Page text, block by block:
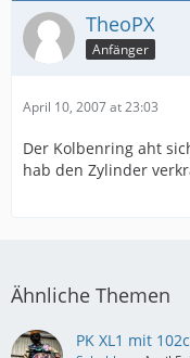
TheoPX
Anfänger
April 10, 2007 at 23:03
Der Kolbenring aht
hab den Zylinder
Ähnliche Themen
PK XL1 mit